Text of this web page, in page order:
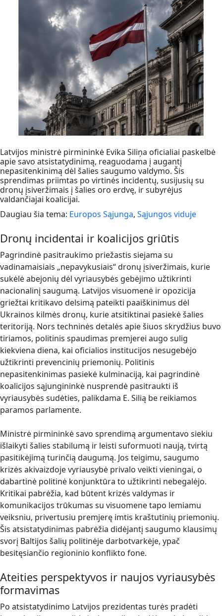
Latvijos ministrė pirmininkė Evika Siliņa oficialiai paskelbė
apie savo atsistatydinimą, reaguodama į augantį
nepasitenkinimą dėl šalies saugumo valdymo. Šis
sprendimas priimtas po virtinės incidentų, susijusių su
dronų įsiveržimais į šalies oro erdvę, ir subyrėjus
valdančiajai koalicijai.
Daugiau šia tema: Europos Sąjunga, Sąjungos viduje
Dronų incidentai ir koalicijos griūtis
Pagrindinė pasitraukimo priežastis siejama su
vadinamaisiais „nepavykusiais“ dronų įsiveržimais, kurie
sukėlė abejonių dėl vyriausybės gebėjimo užtikrinti
nacionalinį saugumą. Latvijos visuomenė ir opozicija
griežtai kritikavo delsimą pateikti paaiškinimus dėl
Ukrainos kilmės dronų, kurie atsitiktinai pasiekė šalies
teritoriją. Nors techninės detalės apie šiuos skrydžius buvo
tiriamos, politinis spaudimas premjerei augo sulig
kiekviena diena, kai oficialios institucijos nesugebėjo
užtikrinti prevencinių priemonių. Politinis
nepasitenkinimas pasiekė kulminaciją, kai pagrindinė
koalicijos sąjungininkė nusprendė pasitraukti iš
vyriausybės sudėties, palikdama E. Silią be reikiamos
paramos parlamente.
Ministrė pirmininkė savo sprendimą argumentavo siekiu
išlaikyti šalies stabilumą ir leisti suformuoti naują, tvirtą
pasitikėjimą turinčią daugumą. Jos teigimu, saugumo
krizės akivaizdoje vyriausybė privalo veikti vieningai, o
dabartinė politinė konjunktūra to užtikrinti nebegalėjo.
Kritikai pabrėžia, kad būtent krizės valdymas ir
komunikacijos trūkumas su visuomene tapo lemiamu
veiksniu, privertusiu premjerę imtis kraštutinių priemonių.
Šis atsistatydinimas pabrėžia didėjantį saugumo klausimų
svorį Baltijos šalių politinėje darbotvarkėje, ypač
besitęsiančio regioninio konflikto fone.
Ateities perspektyvos ir naujos vyriausybės
formavimas
Po atsistatydinimo Latvijos prezidentas turės pradėti